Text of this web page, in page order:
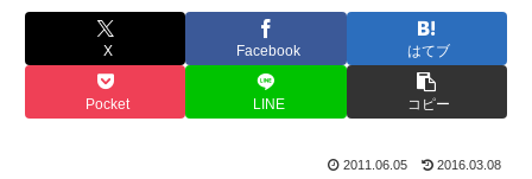
X Facebook はてブ
Pocket LINE コピー
2011.06.05 2016.03.08